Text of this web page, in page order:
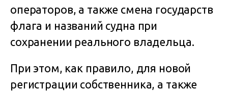
операторов, а также смена государств
флага и названий судна при
сохранении реального владельца.
При этом, как правило, для новой
регистрации собственника, а также